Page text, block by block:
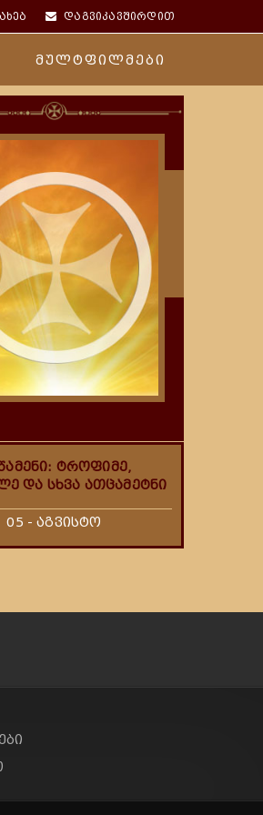
დაგვიკავშირდით
მულტფილმები
ტროფიმე,
და სხვა ათცამეტნი
05 - აგვისტო